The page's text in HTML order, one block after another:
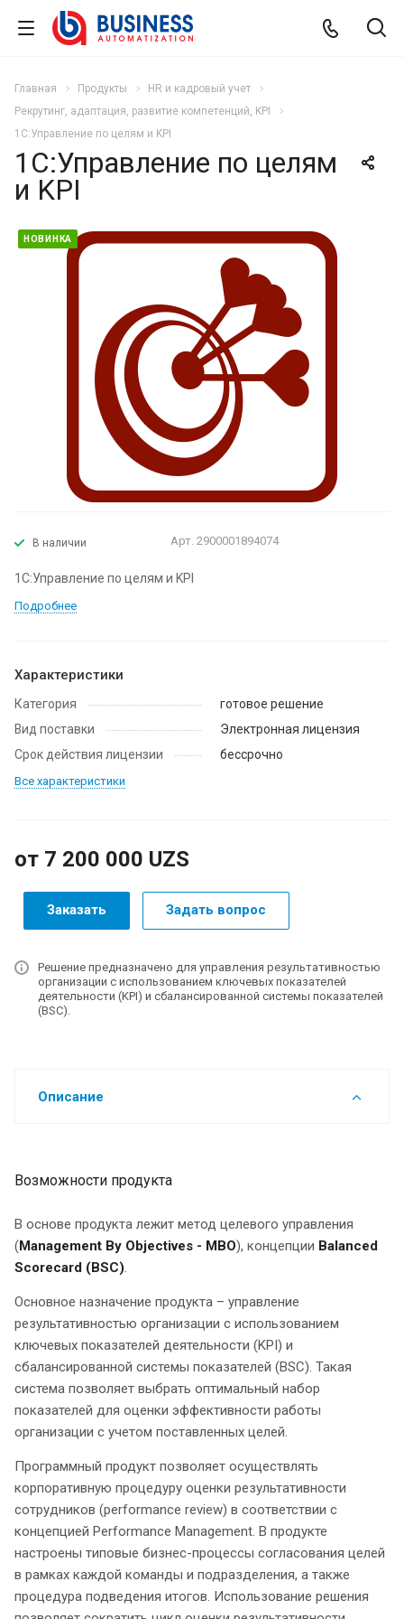
Главная Продукты
HR и кадровый учет
Рекрутинг, адаптация, развитие компетенций, KPI
1С:Управление по целям и KPI
1С:Управление по целям
и KPI
НОВИНКА
В наличии Арт. 2900001894074
1С:Управление по целям и KPI
Подробнее
Характеристики
Категория
готовое решение
Вид поставки
Электронная лицензия
Срок действия лицензии
бессрочно
Все характеристики
от 7 200 000 UZS
Заказать Задать вопрос
Решение предназначено для управления результативностью
организации с использованием ключевых показателей
деятельности (KPI) и сбалансированной системы показателей
(BSC).
Описание
Возможности продукта
В основе продукта лежит метод целевого управления
(Management By Objectives - MBO), концепции Balanced
Scorecard (BSC).
Основное назначение продукта – управление
результативностью организации с использованием
ключевых показателей деятельности (KPI) и
сбалансированной системы показателей (BSC). Такая
система позволяет выбрать оптимальный набор
показателей для оценки эффективности работы
организации с учетом поставленных целей.
Программный продукт позволяет осуществлять
корпоративную процедуру оценки результативности
сотрудников (performance review) в соответствии с
концепцией Performance Management. В продукте
настроены типовые бизнес-процессы согласования целей
в рамках каждой команды и подразделения, а также
процедура подведения итогов. Использование решения